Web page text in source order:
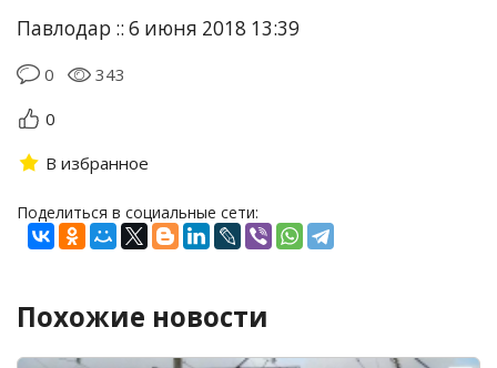
Павлодар :: 6 июня 2018 13:39
0
343
0
В избранное
Поделиться в социальные сети:
Похожие новости